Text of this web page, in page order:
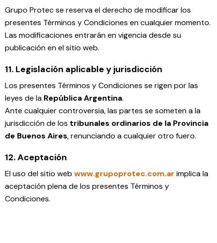
Grupo Protec se reserva el derecho de modificar los
presentes Términos y Condiciones en cualquier momento.
Las modificaciones entrarán en vigencia desde su
publicación en el sitio web.
11. Legislación aplicable y jurisdicción
Los presentes Términos y Condiciones se rigen por las
leyes de la República Argentina.
Ante cualquier controversia, las partes se someten a la
jurisdicción de los tribunales ordinarios de la Provincia
de Buenos Aires, renunciando a cualquier otro fuero.
12. Aceptación
El uso del sitio web www.grupoprotec.com.ar implica la
aceptación plena de los presentes Términos y
Condiciones.